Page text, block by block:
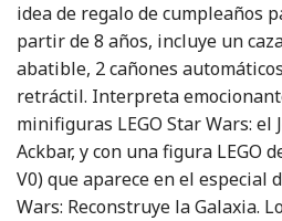
idea de regalo de cumpleaños
partir de 8 años, incluye un
abatible, 2 cañones
retráctil. Interpreta
minifiguras LEGO Star Wars: el
Ackbar, y con una figura LEGO
V0) que aparece en el especial
Wars: Reconstruye la Galaxia.